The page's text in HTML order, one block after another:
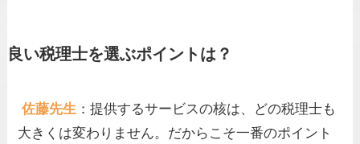
良い税理士を選ぶポイントは？
佐藤先生 ：提供するサービスの核は、どの税理士も
大きくは変わりません。だからこそ一番のポイント